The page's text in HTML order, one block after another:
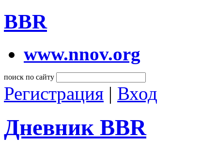
BBR
www.nnov.org
поиск по сайту
Регистрация | Вход
Дневник BBR